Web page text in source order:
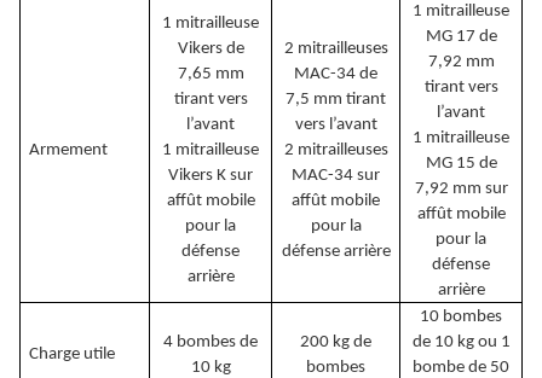
Armement
1 mitrailleuse
Vikers de
7,65 mm
tirant vers
l’avant
1 mitrailleuse
Vikers K sur
affût mobile
pour la
défense
arrière
2 mitrailleuses
MAC-34 de
7,5 mm tirant
vers l’avant
2 mitrailleuses
MAC-34 sur
affût mobile
pour la
défense arrière
1 mitrailleuse
MG 17 de
7,92 mm
tirant vers
l’avant
1 mitrailleuse
MG 15 de
7,92 mm sur
affût mobile
pour la
défense
arrière
Charge utile
4 bombes de
10 kg
200 kg de
bombes
10 bombes
de 10 kg ou 1
bombe de 50